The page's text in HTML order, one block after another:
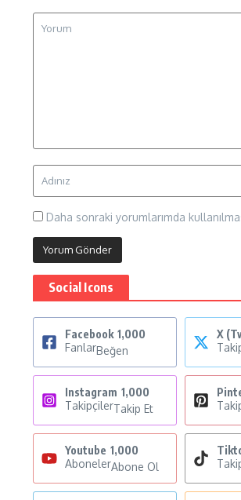
Daha sonraki yorumlarımda
Social Icons
Facebook 1,000
FanlarBeğen
X
Instagram 1,000
TakipçilerTakip Et
Youtube 1,000
AbonelerAbone Ol